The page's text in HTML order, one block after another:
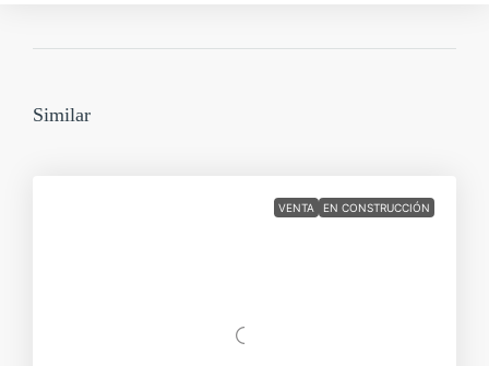
Similar
VENTA EN CONSTRUCCIÓN